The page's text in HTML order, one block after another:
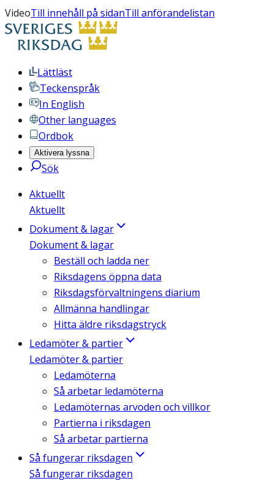
VideoTill innehåll på sidanTill anförandelistan
Lättläst
Teckenspråk
In English
Other languages
Ordbok
Aktivera lyssna
Sök
Aktuellt
Aktuellt
Dokument & lagar
Dokument & lagar
Beställ och ladda ner
Riksdagens öppna data
Riksdagsförvaltningens diarium
Allmänna handlingar
Hitta äldre riksdagstryck
Ledamöter & partier
Ledamöter & partier
Ledamöterna
Så arbetar ledamöterna
Ledamöternas arvoden och villkor
Partierna i riksdagen
Så arbetar partierna
Så fungerar riksdagen
Så fungerar riksdagen